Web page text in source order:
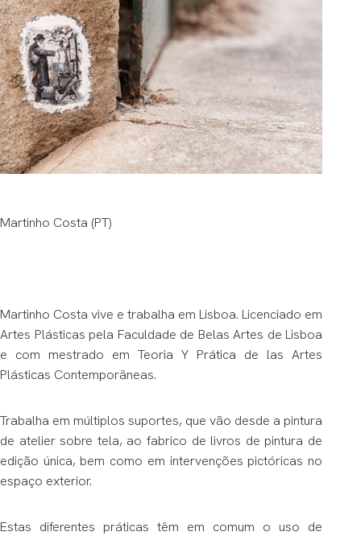
Martinho Costa (PT)
Martinho Costa vive e trabalha em Lisboa. Licenciado em
Artes Plásticas pela Faculdade de Belas Artes de Lisboa
e com mestrado em Teoria Y Prática de las Artes
Plásticas Contemporâneas.
Trabalha em múltiplos suportes, que vão desde a pintura
de atelier sobre tela, ao fabrico de livros de pintura de
edição única, bem como em intervenções pictóricas no
espaço exterior.
Estas diferentes práticas têm em comum o uso de